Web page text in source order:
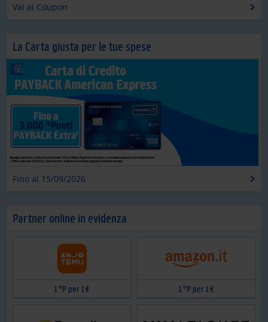
Vai ai Coupon
La Carta giusta per le tue spese
Fino al 15/09/2026
Partner online in evidenza
1 °P per 1 € 1 °P per 1 €